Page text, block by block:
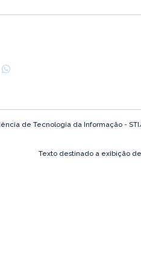
de Tecnologia da Informação -
Texto destinado a exibição